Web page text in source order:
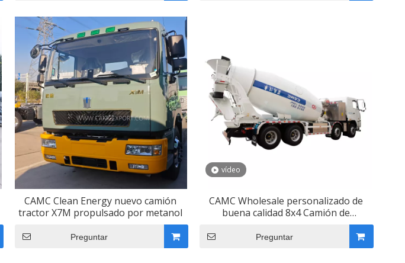
CAMC Clean Energy nuevo camión
tractor X7M propulsado por metanol
Preguntar
vídeo
CAMC Wholesale personalizado de
buena calidad 8x4 Camión de
mezclador de concreto para la venta
de cemento
Preguntar